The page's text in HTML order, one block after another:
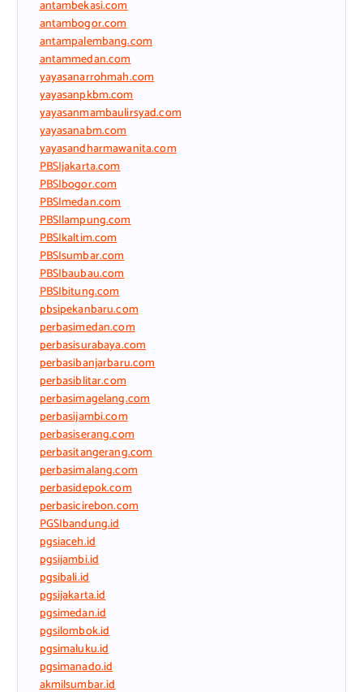
antambekasi.com
antambogor.com
antampalembang.com
antammedan.com
yayasanarrohmah.com
yayasanpkbm.com
yayasanmambaulirsyad.com
yayasanabm.com
yayasandharmawanita.com
PBSIjakarta.com
PBSIbogor.com
PBSImedan.com
PBSIlampung.com
PBSIkaltim.com
PBSIsumbar.com
PBSIbaubau.com
PBSIbitung.com
pbsipekanbaru.com
perbasimedan.com
perbasisurabaya.com
perbasibanjarbaru.com
perbasiblitar.com
perbasimagelang.com
perbasijambi.com
perbasiserang.com
perbasitangerang.com
perbasimalang.com
perbasidepok.com
perbasicirebon.com
PGSIbandung.id
pgsiaceh.id
pgsijambi.id
pgsibali.id
pgsijakarta.id
pgsimedan.id
pgsilombok.id
pgsimaluku.id
pgsimanado.id
akmilsumbar.id